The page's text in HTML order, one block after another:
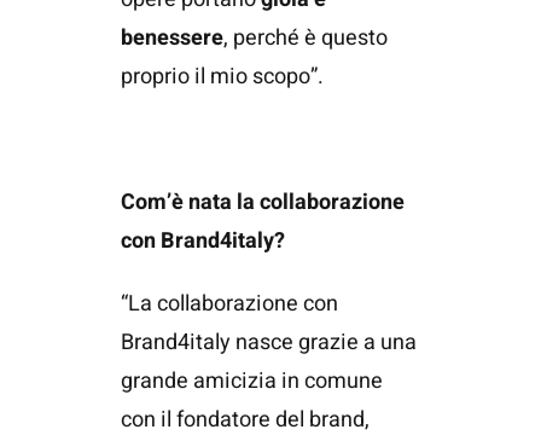
benessere, perché è questo
proprio il mio scopo”.
Com’è nata la collaborazione
con Brand4italy?
“La collaborazione con
Brand4italy nasce grazie a una
grande amicizia in comune
con il fondatore del brand,